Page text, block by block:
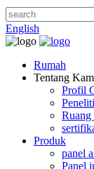
English
Rumah
Tentang
Profil
Ruang
Produk
panel
Panel